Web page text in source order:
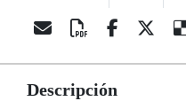
Descripción